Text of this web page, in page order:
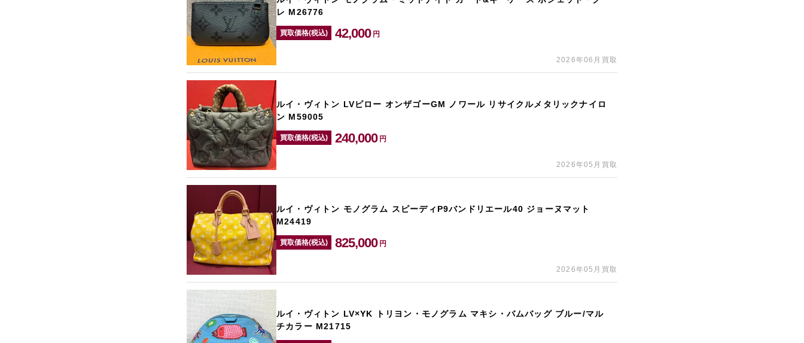
レ M26776
買取価格(税込) 42,000 円
2026年06月買取
ルイ・ヴィトン LVピロー オンザゴーGM ノワール リサイクルメタリックナイロ
ン M59005
買取価格(税込) 240,000 円
2026年05月買取
ルイ・ヴィトン モノグラム スピーディP9バンドリエール40 ジョーヌマット
M24419
買取価格(税込) 825,000 円
2026年05月買取
ルイ・ヴィトン LV×YK トリヨン・モノグラム マキシ・バムバッグ ブルー/マル
チカラー M21715